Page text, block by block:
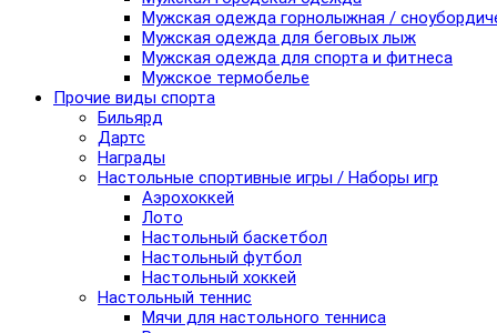
Мужская одежда горнолыжная /
Мужская одежда для беговых лыж
Мужская одежда для спорта и фитнеса
Мужское термобелье
Прочие виды спорта
Бильярд
Дартс
Награды
Настольные спортивные игры / Наборы игр
Аэрохоккей
Лото
Настольный баскетбол
Настольный футбол
Настольный хоккей
Настольный теннис
Мячи для настольного тенниса